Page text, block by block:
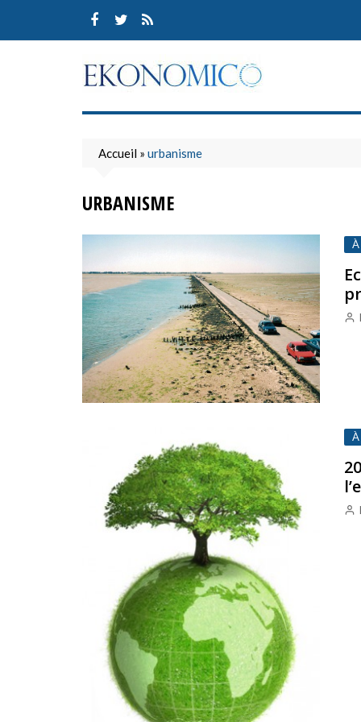
content
Accueil » urbanisme
URBANISME
À
À